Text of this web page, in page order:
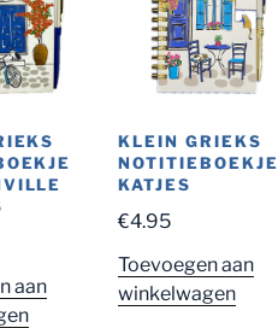
aan
KLEIN GRIEKS
NOTITIEBOEKJE
KATJES
€4.95
Toevoegen aan
winkelwagen